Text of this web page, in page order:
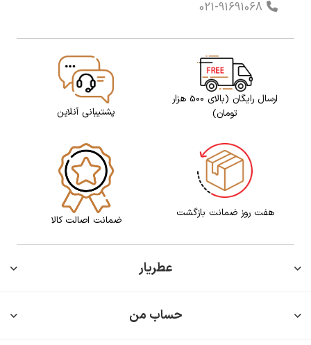
ارسال رایگان (بالای 500 هزار
تومان)
پشتیبانی آنلاین
هفت روز ضمانت بازگشت
ضمانت اصالت کالا
عطریار
حساب من